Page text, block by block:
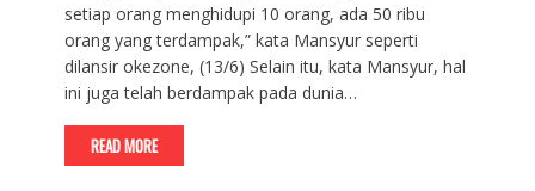
setiap orang menghidupi 10 orang, ada 50 ribu
orang yang terdampak,” kata Mansyur seperti
dilansir okezone, (13/6) Selain itu, kata Mansyur, hal
ini juga telah berdampak pada dunia…
READ MORE